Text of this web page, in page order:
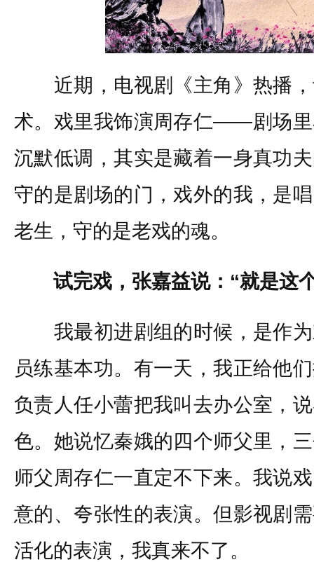
近期，电视剧《主角》热播，
术。戏里我饰演周存仁——剧场
沉默低调，其实是藏着一身真功
守的是剧场的门，戏外的我，是
老生，守的是老戏的魂。
试完戏，张嘉益说：“就是这
我最初进剧组的时候，是作为
员练基本功。有一天，我正给他
负责人任小蕾把我叫去办公室，
色。她说忆秦娥的四个师父里，
师父周存仁一直定不下来。我说
意的、夸张性的表演。但影视剧
活化的表演，我真来不了。